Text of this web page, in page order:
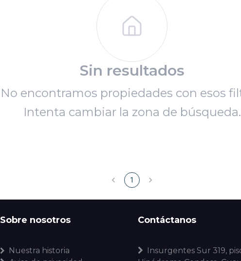
Sin resultados
No encontramos propiedades con esos
Intenta cambiar la zona de búsqueda.
1
Sobre nosotros
Nuestra historia
Contáctanos
Insurgentes Sur 319,